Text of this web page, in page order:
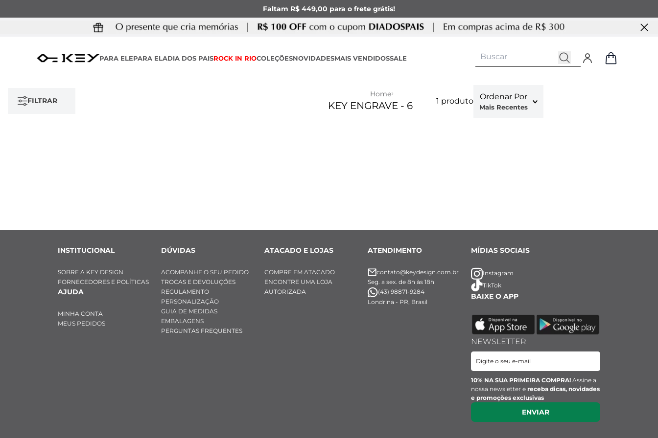
Faltam R$ 449,00 para o frete grátis!
PARA ELEPARA ELADIA DOS PAISROCK IN RIOCOLEÇÕESNOVIDADESMAIS VENDIDOSSALE
FILTRAR
Home
KEY ENGRAVE - 6 1 produto Ordenar Por
Mais Recentes
INSTITUCIONAL
SOBRE A KEY DESIGN
FORNECEDORES E POLÍTICAS
AJUDA
MINHA CONTA
MEUS PEDIDOS
DÚVIDAS
ACOMPANHE O SEU PEDIDO
TROCAS E DEVOLUÇÕES
REGULAMENTO
PERSONALIZAÇÃO
GUIA DE MEDIDAS
EMBALAGENS
PERGUNTAS FREQUENTES
ATACADO E LOJAS
COMPRE EM ATACADO
ENCONTRE UMA LOJA
AUTORIZADA
ATENDIMENTO
contato@keydesign.com.br
Seg. a sex. de 8h às 18h
(43) 98871-9284
Londrina - PR, Brasil
MÍDIAS SOCIAIS
Instagram
TikTok
BAIXE O APP
NEWSLETTER
10% NA SUA PRIMEIRA COMPRA! Assine a
nossa newsletter e receba dicas, novidades
e promoções exclusivas
ENVIAR